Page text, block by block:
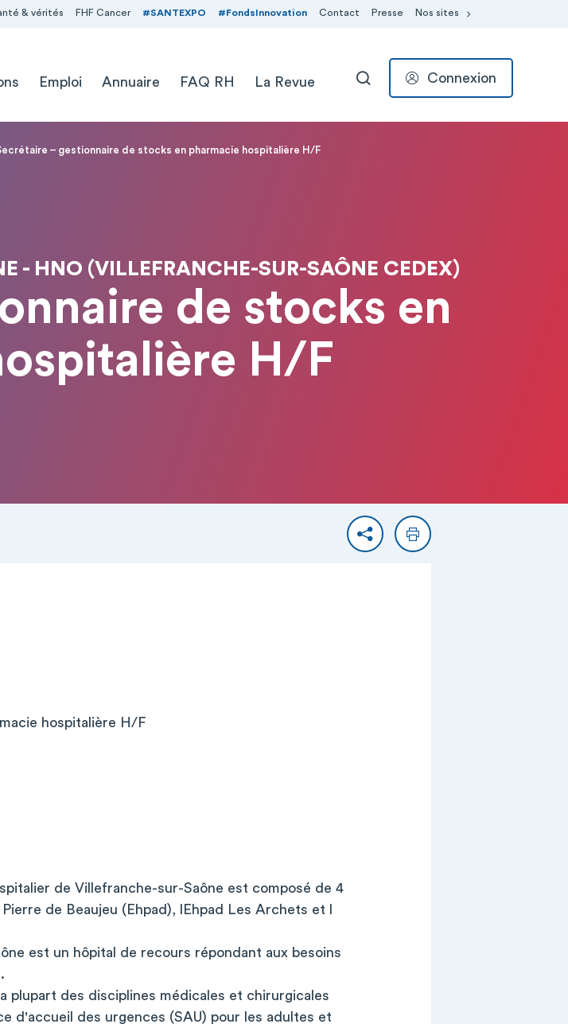
& vérités FHF Cancer #SANTEXPO #FondsInnovation Contact Presse Nos sites
Emploi Annuaire FAQ RH La Revue RECHERCHER
Connexion
– gestionnaire de stocks en pharmacie hospitalière H/F
- HNO (VILLEFRANCHE-SUR-SAÔNE CEDEX)
de stocks en
H/F
PartagerImprimer
hospitalière H/F
de Villefranche-sur-Saône est composé de 4
de Beaujeu (Ehpad), lEhpad Les Archets et l
est un hôpital de recours répondant aux besoins
plupart des disciplines médicales et chirurgicales
d'accueil des urgences (SAU) pour les adultes et